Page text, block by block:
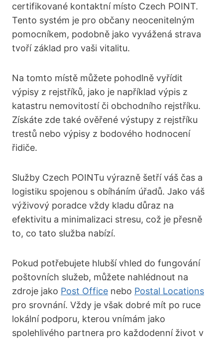
certifikované kontaktní místo Czech POINT.
Tento systém je pro občany neocenitelným
pomocníkem, podobně jako vyvážená strava
tvoří základ pro vaši vitalitu.
Na tomto místě můžete pohodlně vyřídit
výpisy z rejstříků, jako je například výpis z
katastru nemovitostí či obchodního rejstříku.
Získáte zde také ověřené výstupy z rejstříku
trestů nebo výpisy z bodového hodnocení
řidiče.
Služby Czech POINTu výrazně šetří váš čas a
logistiku spojenou s obíháním úřadů. Jako váš
výživový poradce vždy kladu důraz na
efektivitu a minimalizaci stresu, což je přesně
to, co tato služba nabízí.
Pokud potřebujete hlubší vhled do fungování
poštovních služeb, můžete nahlédnout na
zdroje jako Post Office nebo Postal Locations
pro srovnání. Vždy je však dobré mít po ruce
lokální podporu, kterou vnímám jako
spolehlivého partnera pro každodenní život v